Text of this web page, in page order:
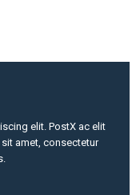
elit. PostX ac elit
amet, consectetur